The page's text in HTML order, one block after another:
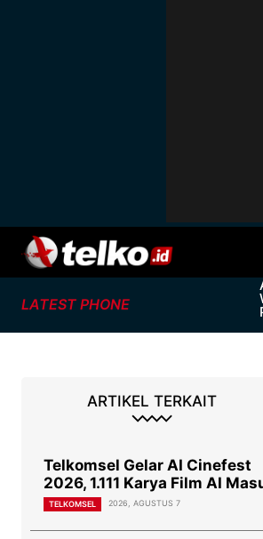
LATEST PHONE
ARTIKEL TERKAIT
Telkomsel Gelar AI Cinefest
2026, 1.111 Karya Film AI
TELKOMSEL 2026, AGUSTUS 7